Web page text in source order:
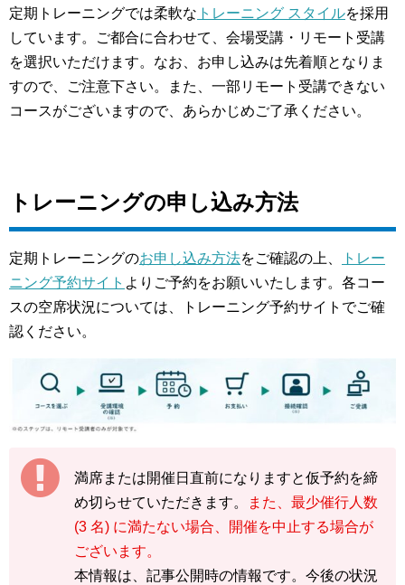
定期トレーニングでは柔軟な トレーニング スタイルを採用
しています。ご都合に合わせて、会場受講・リモート受講
を選択いただけます。なお、お申し込みは先着順となりま
すので、ご注意下さい。また、一部リモート受講できない
コースがございますので、あらかじめご了承ください。
トレーニングの申し込み方法
定期トレーニングのお申し込み方法をご確認の上、
トレー
ニング予約サイト よりご予約をお願いいたします。各コー
スの空席状況については、トレーニング予約サイトでご確
認ください。
満席または開催日直前になりますと仮予約を締
め切らせていただきます。
また、最少催行人数
(3 名) に満たない場合、開催を中止する場合が
ございます。
本情報は、記事公開時の情報です。今後の状況